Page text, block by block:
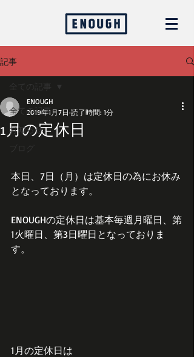
記事
全ての記事
お知らせ
ブログ
全ての記事
1月の定休日
ENOUGH
2019年1月7日 読了時間: 1分
本日、7日（月）は定休日の為にお休み
となっております。
ENOUGHの定休日は基本毎週月曜日、第
1火曜日、第3日曜日となっておりま
す。
1月の定休日は